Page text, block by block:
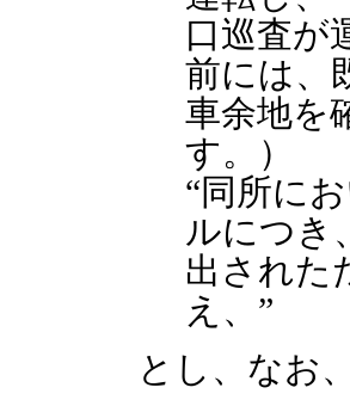
口巡査が
前には、
車余地を
す。）
“同所に
ルにつき
出された
え、”
とし、なお